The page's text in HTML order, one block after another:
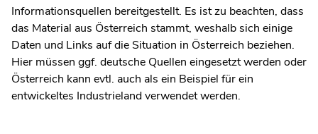
Informationsquellen bereitgestellt. Es ist zu beachten, dass
das Material aus Österreich stammt, weshalb sich einige
Daten und Links auf die Situation in Österreich beziehen.
Hier müssen ggf. deutsche Quellen eingesetzt werden oder
Österreich kann evtl. auch als ein Beispiel für ein
entwickeltes Industrieland verwendet werden.